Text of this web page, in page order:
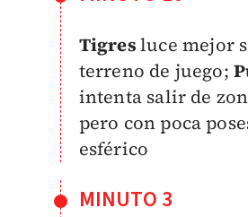
Tigresluce mejor
terreno de juego;
intenta salir de
pero con poca
esférico
MINUTO 3